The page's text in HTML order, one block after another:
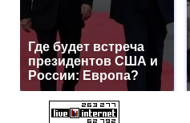
Где будет встреча
президентов США и
России: Европа?